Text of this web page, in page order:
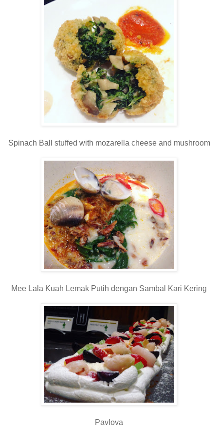
Spinach Ball stuffed with mozarella cheese and mushroom
Mee Lala Kuah Lemak Putih dengan Sambal Kari Kering
Pavlova